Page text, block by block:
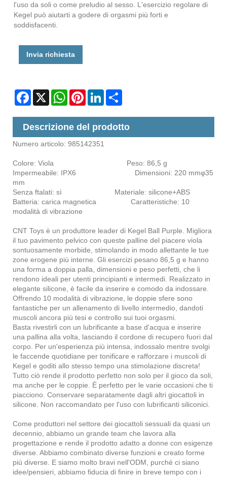
l'uso da soli o come preludio al sesso. L'esercizio regolare di
Kegel può aiutarti a godere di orgasmi più forti e
soddisfacenti.
Invia richiesta
Facebook
X WhatsAppPinterestLinkedIn
Descrizione del prodotto
Numero articolo: 985142351
Colore: Viola Peso: 86,5 g
Impermeabile: IPX6 Dimensioni: 220 mmφ35
mm
Senza ftalati: sì Materiale: silicone+ABS
Batteria: carica magnetica Caratteristiche: 10
modalità di vibrazione
CNT Toys è un produttore leader di Kegel Ball Purple. Migliora
il tuo pavimento pelvico con queste palline del piacere viola
sontuosamente morbide, stimolando in modo allettante le tue
zone erogene più interne. Gli esercizi pesano 86,5 g e hanno
una forma a doppia palla, dimensioni e peso perfetti, che li
rendono ideali per utenti principianti e intermedi. Realizzato in
elegante silicone, è facile da inserire e comodo da indossare.
Offrendo 10 modalità di vibrazione, le doppie sfere sono
fantastiche per un allenamento di livello intermedio, dandoti
muscoli ancora più tesi e controllo sui tuoi orgasmi.
Basta rivestirli con un lubrificante a base d'acqua e inserire
una pallina alla volta, lasciando il cordone di recupero fuori dal
corpo. Per un'esperienza più intensa, indossalo mentre svolgi
le faccende quotidiane per tonificare e rafforzare i muscoli di
Kegel e goditi allo stesso tempo una stimolazione discreta!
Tutto ciò rende il prodotto perfetto non solo per il gioco da soli,
ma anche per le coppie. È perfetto per le varie occasioni che ti
piacciono. Conservare separatamente dagli altri giocattoli in
silicone. Non raccomandato per l'uso con lubrificanti siliconici.
Come produttori nel settore dei giocattoli sessuali da quasi un
decennio, abbiamo un grande team che lavora alla
progettazione e rende il prodotto adatto a donne con esigenze
diverse. Abbiamo combinato diverse funzioni e creato forme
più diverse. E siamo molto bravi nell'ODM, purché ci siano
idee/pensieri, abbiamo fiducia di finire in breve tempo con i